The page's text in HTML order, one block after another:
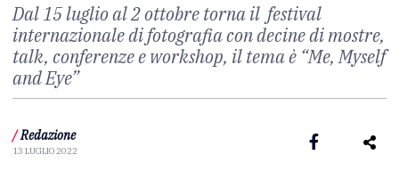
Dal 15 luglio al 2 ottobre torna il festival
internazionale di fotografia con decine di mostre,
talk, conferenze e workshop, il tema è “Me, Myself
and Eye”
/ Redazione
13 LUGLIO 2022